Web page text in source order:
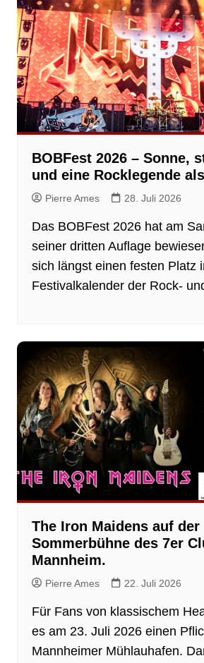
BOBFest 2026 – Sonne,
und eine Rocklegende
Pierre Ames 28. Juli 2026
Das BOBFest 2026 hat am
seiner dritten Auflage
sich längst einen festen Platz
Festivalkalender der Rock-
The Iron Maidens auf der
Sommerbühne des 7er
Mannheim.
Pierre Ames 22. Juli 2026
Für Fans von klassischem
es am 23. Juli 2026 einen
Mannheimer Mühlauhafen.